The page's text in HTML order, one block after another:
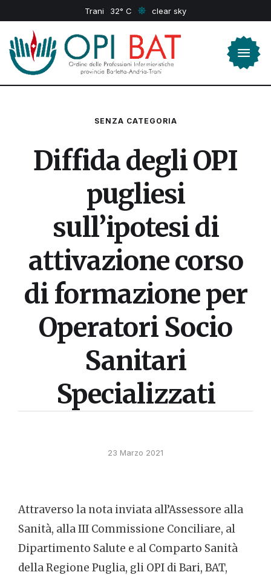
Trani 32 clear sky
SENZA CATEGORIA
Diffida degli OPI
pugliesi
sull’ipotesi di
attivazione corso
di formazione per
Operatori Socio
Sanitari
Specializzati
23 Marzo 2021
Attraverso la nota inviata all’Assessore alla
Sanità, alla III Commissione Conciliare, al
Dipartimento Salute e al Comparto Sanità
della Regione Puglia, gli OPI di Bari, BAT,